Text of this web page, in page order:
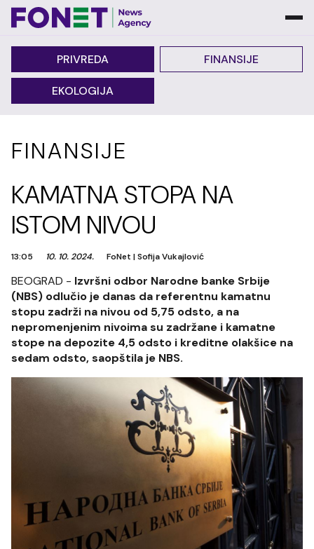
PRIVREDA FINANSIJE
EKOLOGIJA
FINANSIJE
KAMATNA STOPA NA
ISTOM NIVOU
13:05 10. 10. 2024. FoNet |Sofija Vukajlović
BEOGRAD - Izvršni odbor Narodne banke Srbije
(NBS) odlučio je danas da referentnu kamatnu
stopu zadrži na nivou od 5,75 odsto, a na
nepromenjenim nivoima su zadržane i kamatne
stope na depozite 4,5 odsto i kreditne olakšice na
sedam odsto, saopštila je NBS.